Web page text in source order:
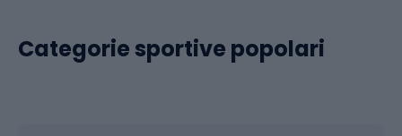
Categorie sportive popolari